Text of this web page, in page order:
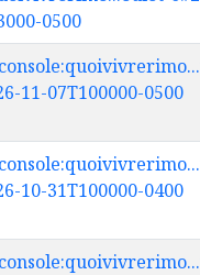
0500
11-07T100000-0500
10-31T100000-0400